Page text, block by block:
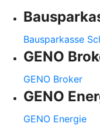
Bausparkasse
GENO
GENO Broker
GENO
GENO Energie